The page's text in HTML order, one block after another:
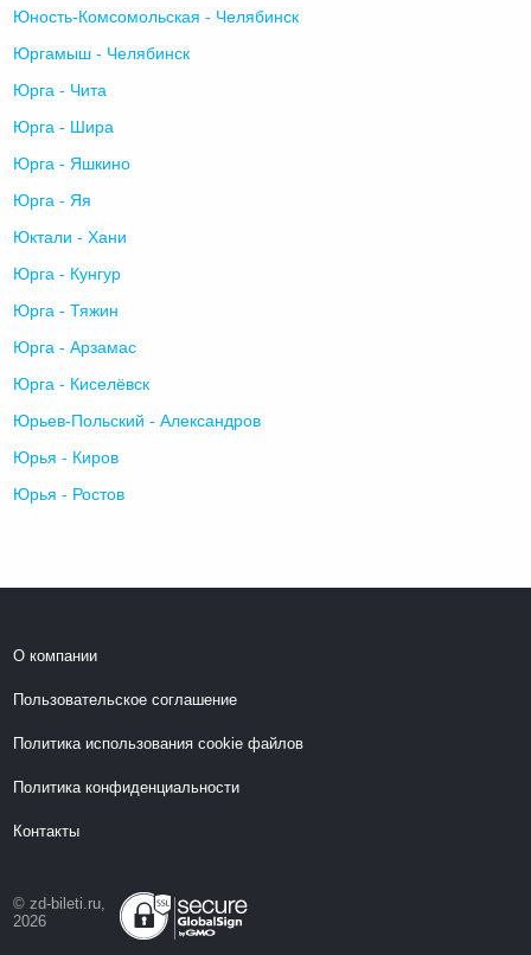
Юность-Комсомольская - Челябинск
Юргамыш - Челябинск
Юрга - Чита
Юрга - Шира
Юрга - Яшкино
Юрга - Яя
Юктали - Хани
Юрга - Кунгур
Юрга - Тяжин
Юрга - Арзамас
Юрга - Киселёвск
Юрьев-Польский - Александров
Юрья - Киров
Юрья - Ростов
О компании
Пользовательское соглашение
Политика использования cookie файлов
Политика конфиденциальности
Контакты
© zd-bileti.ru,
2026